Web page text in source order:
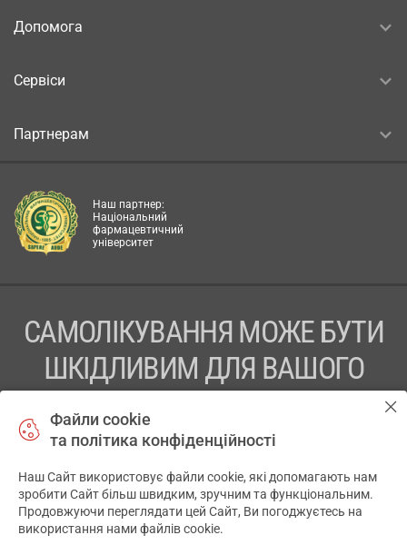
Допомога
Сервіси
Партнерам
Наш партнер:
Національний
фармацевтичний
університет
САМОЛІКУВАННЯ МОЖЕ БУТИ
ШКІДЛИВИМ ДЛЯ ВАШОГО
ПЕРЕД ЗАСТОСУВАННЯМ ПРЕПАРАТУ ПРОКОНСУЛЬТУЙТЕСЬ
ТОВ «АПТЕКА 911.ЮА» Код ЄДРПОУ 43631965.
Відмова від відповідальності
Файли cookie
та політика конфіденційності
Наш Сайт використовує файли cookie, які допомагають нам
зробити Сайт більш швидким, зручним та функціональним.
Продовжуючи переглядати цей Сайт, Ви погоджуєтесь на
використання нами файлів cookie.
✕